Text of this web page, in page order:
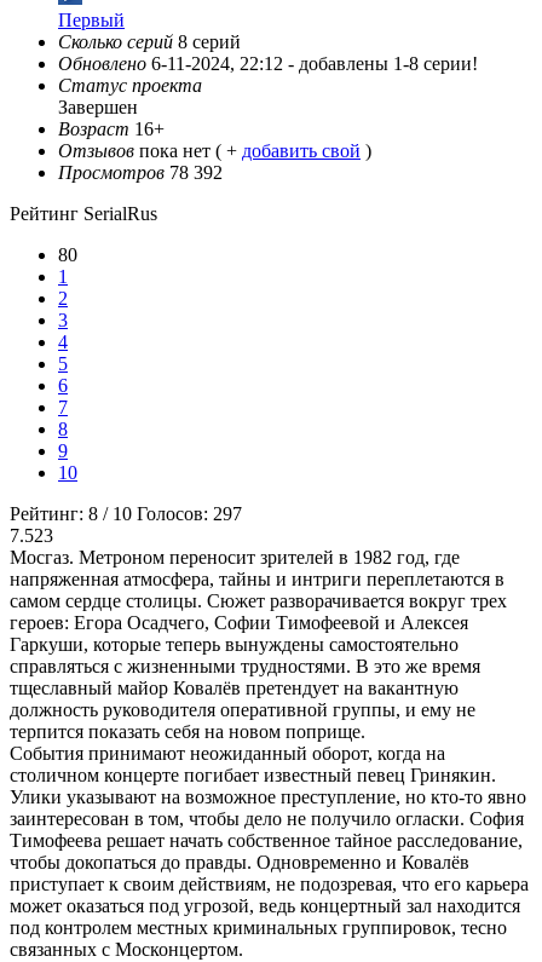
Первый
Сколько серий 8 серий
Обновлено 6-11-2024, 22:12 - добавлены 1-8 серии!
Статус проекта
Завершен
Возраст 16+
Отзывов пока нет ( + добавить свой )
Просмотров 78 392
Рейтинг SerialRus
80
1
2
3
4
5
6
7
8
9
10
Рейтинг: 8 / 10 Голосов: 297
7.523
Мосгаз. Метроном переносит зрителей в 1982 год, где
напряженная атмосфера, тайны и интриги переплетаются в
самом сердце столицы. Сюжет разворачивается вокруг трех
героев: Егора Осадчего, Софии Тимофеевой и Алексея
Гаркуши, которые теперь вынуждены самостоятельно
справляться с жизненными трудностями. В это же время
тщеславный майор Ковалёв претендует на вакантную
должность руководителя оперативной группы, и ему не
терпится показать себя на новом поприще.
События принимают неожиданный оборот, когда на
столичном концерте погибает известный певец Гринякин.
Улики указывают на возможное преступление, но кто-то явно
заинтересован в том, чтобы дело не получило огласки. София
Тимофеева решает начать собственное тайное расследование,
чтобы докопаться до правды. Одновременно и Ковалёв
приступает к своим действиям, не подозревая, что его карьера
может оказаться под угрозой, ведь концертный зал находится
под контролем местных криминальных группировок, тесно
связанных с Москонцертом.